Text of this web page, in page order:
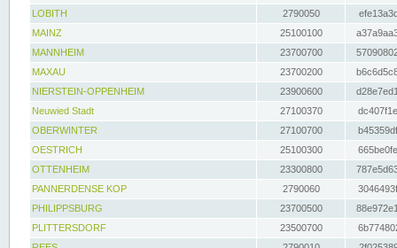
LOBITH
2790050
MAINZ
25100100
MANNHEIM
23700700
MAXAU
23700200
NIERSTEIN-OPPENHEIM
23900600
Neuwied Stadt
27100370
OBERWINTER
27100700
OESTRICH
25100300
OTTENHEIM
23300800
PANNERDENSE KOP
2790060
PHILIPPSBURG
23700500
PLITTERSDORF
23500700